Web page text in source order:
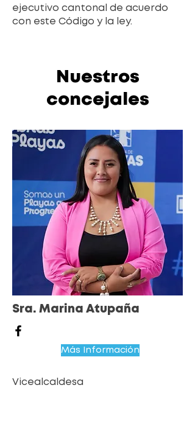
ejecutivo cantonal de acuerdo
con este Código y la ley.
Nuestros
concejales
Sra. Marina Atupaña
Más Información
Vicealcaldesa